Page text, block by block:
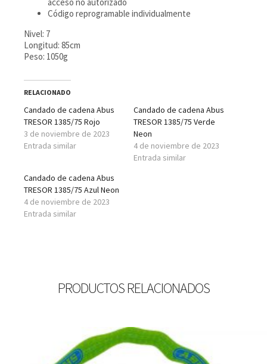
Código reprogramable individualmente
Nivel: 7
Longitud: 85cm
Peso: 1050g
RELACIONADO
Candado de cadena Abus
TRESOR 1385/75 Rojo
3 de noviembre de 2023
Entrada similar
Candado de cadena Abus
TRESOR 1385/75 Verde
Neon
4 de noviembre de 2023
Entrada similar
Candado de cadena Abus
TRESOR 1385/75 Azul Neon
4 de noviembre de 2023
Entrada similar
PRODUCTOS RELACIONADOS